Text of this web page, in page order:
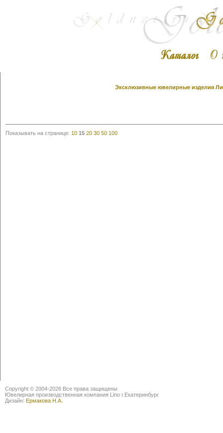
Эксклюзивные ювелирные изделия
Показывать на странице: 10 15 20 30 50 100
Copyright © 2004-2026 Все права защищены
Ювелирная производственная компания Lino г.Екатеринбург
Дизайн: Ермакова Н.А.